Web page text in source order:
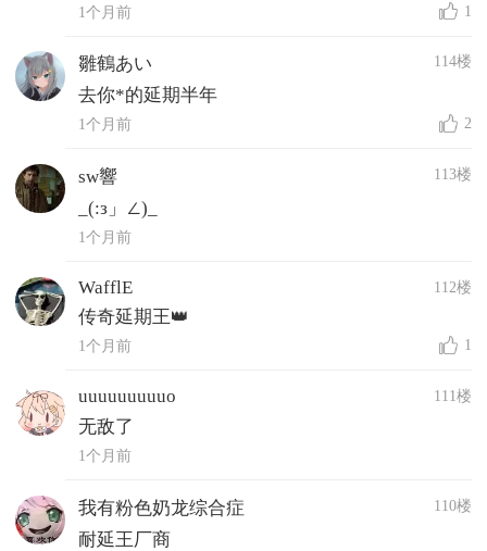
1个月前 1
雛鶴あい 114楼
去你*的延期半年
1个月前 2
sw響 113楼
_(:з」∠)_
1个月前
WafflE 112楼
传奇延期王👑
1个月前 1
uuuuuuuuuo 111楼
无敌了
1个月前
我有粉色奶龙综合症 110楼
耐延王厂商